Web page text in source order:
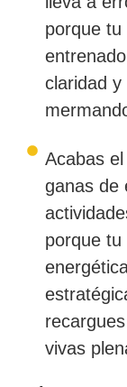
porque
claridad y
Acabas
ganas de
porque tu
vivas